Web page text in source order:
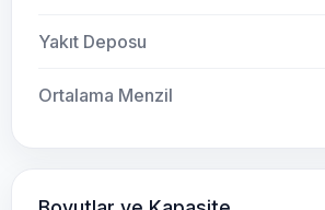
Yakıt Deposu
Ortalama Menzil